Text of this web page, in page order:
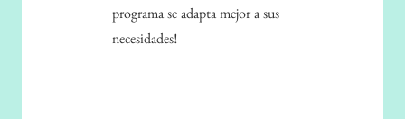
programa se adapta mejor a sus
necesidades!